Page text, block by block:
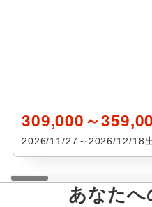
ベルギッシュ グ
クローンベルグ
その他テーマ
グルメ
309,000～
2026/11/27～2026/12/18
あなたへ